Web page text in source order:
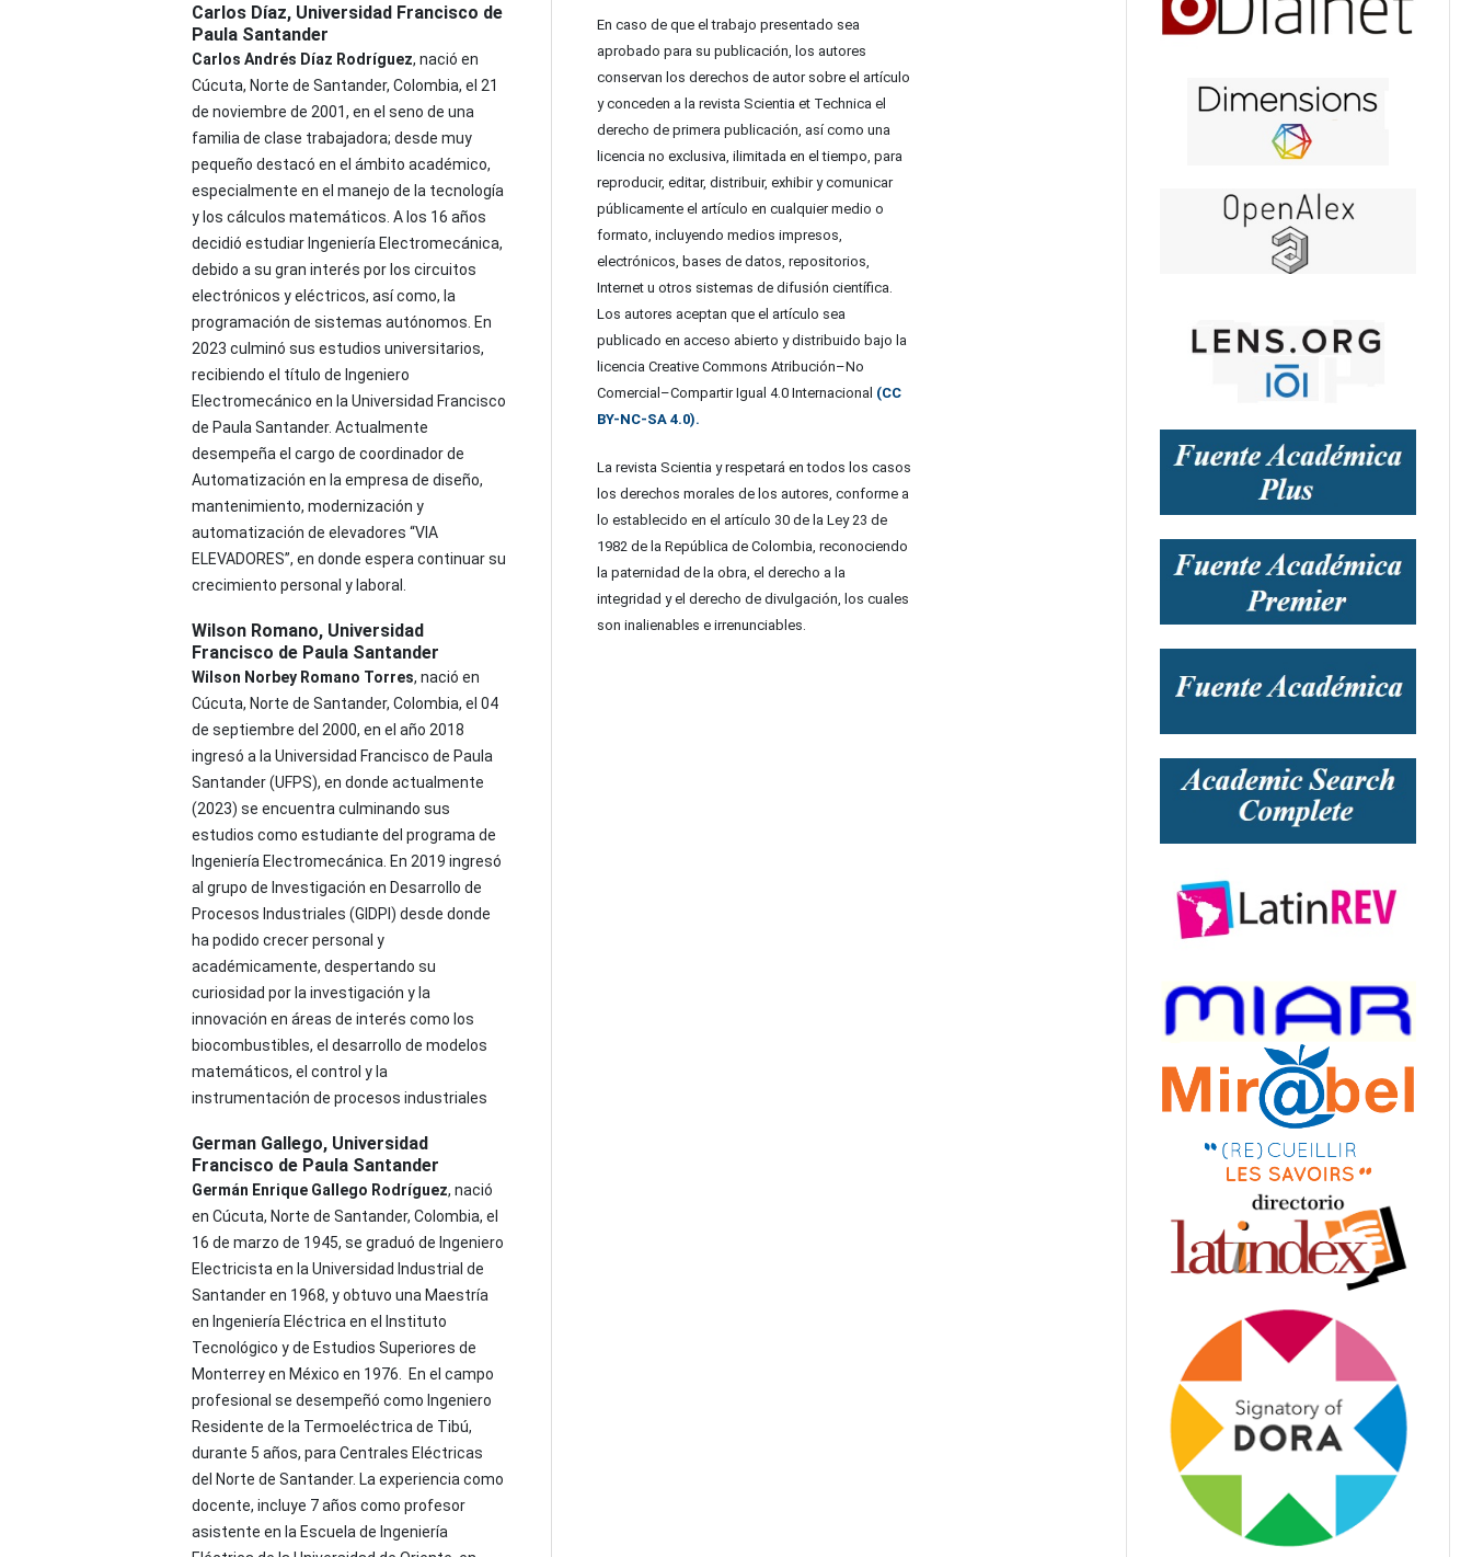
Carlos Díaz, Universidad Francisco de
Paula Santander
Carlos Andrés Díaz Rodríguez, nació en
Cúcuta, Norte de Santander, Colombia, el 21
de noviembre de 2001, en el seno de una
familia de clase trabajadora; desde muy
pequeño destacó en el ámbito académico,
especialmente en el manejo de la tecnología
y los cálculos matemáticos. A los 16 años
decidió estudiar Ingeniería Electromecánica,
debido a su gran interés por los circuitos
electrónicos y eléctricos, así como, la
programación de sistemas autónomos. En
2023 culminó sus estudios universitarios,
recibiendo el título de Ingeniero
Electromecánico en la Universidad Francisco
de Paula Santander. Actualmente
desempeña el cargo de coordinador de
Automatización en la empresa de diseño,
mantenimiento, modernización y
automatización de elevadores “VIA
ELEVADORES”, en donde espera continuar su
crecimiento personal y laboral.
Wilson Romano, Universidad
Francisco de Paula Santander
Wilson Norbey Romano Torres, nació en
Cúcuta, Norte de Santander, Colombia, el 04
de septiembre del 2000, en el año 2018
ingresó a la Universidad Francisco de Paula
Santander (UFPS), en donde actualmente
(2023) se encuentra culminando sus
estudios como estudiante del programa de
Ingeniería Electromecánica. En 2019 ingresó
al grupo de Investigación en Desarrollo de
Procesos Industriales (GIDPI) desde donde
ha podido crecer personal y
académicamente, despertando su
curiosidad por la investigación y la
innovación en áreas de interés como los
biocombustibles, el desarrollo de modelos
matemáticos, el control y la
instrumentación de procesos industriales
German Gallego, Universidad
Francisco de Paula Santander
Germán Enrique Gallego Rodríguez, nació
en Cúcuta, Norte de Santander, Colombia, el
16 de marzo de 1945, se graduó de Ingeniero
Electricista en la Universidad Industrial de
Santander en 1968, y obtuvo una Maestría
en Ingeniería Eléctrica en el Instituto
Tecnológico y de Estudios Superiores de
Monterrey en México en 1976. En el campo
profesional se desempeñó como Ingeniero
Residente de la Termoeléctrica de Tibú,
durante 5 años, para Centrales Eléctricas
del Norte de Santander. La experiencia como
docente, incluye 7 años como profesor
asistente en la Escuela de Ingeniería
En caso de que el trabajo presentado sea
aprobado para su publicación, los autores
conservan los derechos de autor sobre el artículo
y conceden a la revista Scientia et Technica el
derecho de primera publicación, así como una
licencia no exclusiva, ilimitada en el tiempo, para
reproducir, editar, distribuir, exhibir y comunicar
públicamente el artículo en cualquier medio o
formato, incluyendo medios impresos,
electrónicos, bases de datos, repositorios,
Internet u otros sistemas de difusión científica.
Los autores aceptan que el artículo sea
publicado en acceso abierto y distribuido bajo la
licencia Creative Commons Atribución–No
Comercial–Compartir Igual 4.0 Internacional (CC
BY-NC-SA 4.0).
La revista Scientia y respetará en todos los casos
los derechos morales de los autores, conforme a
lo establecido en el artículo 30 de la Ley 23 de
1982 de la República de Colombia, reconociendo
la paternidad de la obra, el derecho a la
integridad y el derecho de divulgación, los cuales
son inalienables e irrenunciables.